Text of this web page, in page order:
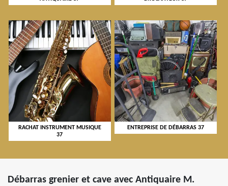
RACHAT INSTRUMENT MUSIQUE
37
ENTREPRISE DE DÉBARRAS 37
Débarras grenier et cave avec Antiquaire M.